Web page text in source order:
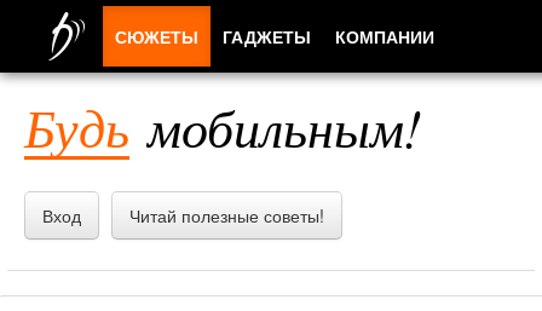
Будь мобильным!
Вход Читай полезные советы!
СЮЖЕТЫ ГАДЖЕТЫ КОМПАНИИ
ПРИЛОЖЕНИЯ